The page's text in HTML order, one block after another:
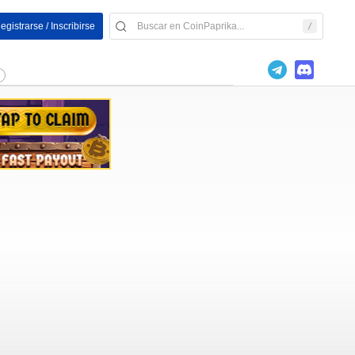
/ Inscribirse